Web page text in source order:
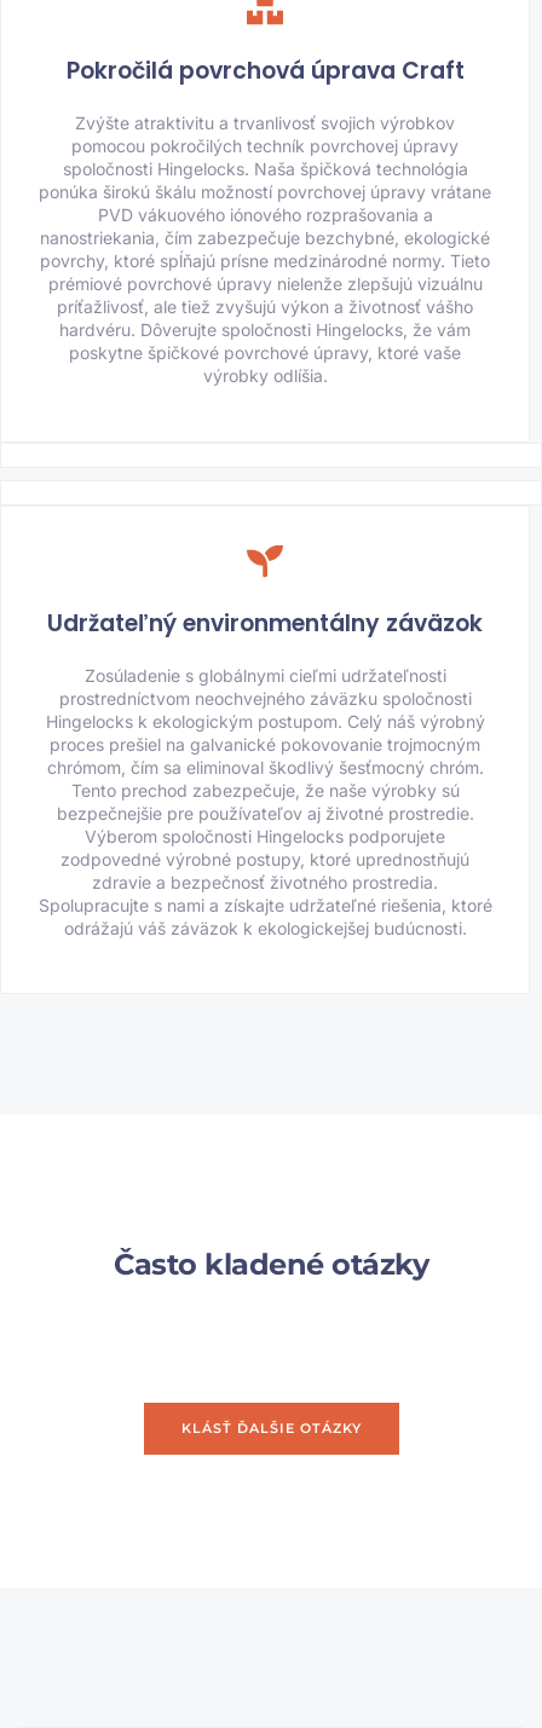
Pokročilá povrchová úprava Craft
Zvýšte atraktivitu a trvanlivosť svojich výrobkov
pomocou pokročilých techník povrchovej úpravy
spoločnosti Hingelocks. Naša špičková technológia
ponúka širokú škálu možností povrchovej úpravy vrátane
PVD vákuového iónového rozprašovania a
nanostriekania, čím zabezpečuje bezchybné, ekologické
povrchy, ktoré spĺňajú prísne medzinárodné normy. Tieto
prémiové povrchové úpravy nielenže zlepšujú vizuálnu
príťažlivosť, ale tiež zvyšujú výkon a životnosť vášho
hardvéru. Dôverujte spoločnosti Hingelocks, že vám
poskytne špičkové povrchové úpravy, ktoré vaše
výrobky odlíšia.
Udržateľný environmentálny záväzok
Zosúladenie s globálnymi cieľmi udržateľnosti
prostredníctvom neochvejného záväzku spoločnosti
Hingelocks k ekologickým postupom. Celý náš výrobný
proces prešiel na galvanické pokovovanie trojmocným
chrómom, čím sa eliminoval škodlivý šesťmocný chróm.
Tento prechod zabezpečuje, že naše výrobky sú
bezpečnejšie pre používateľov aj životné prostredie.
Výberom spoločnosti Hingelocks podporujete
zodpovedné výrobné postupy, ktoré uprednostňujú
zdravie a bezpečnosť životného prostredia.
Spolupracujte s nami a získajte udržateľné riešenia, ktoré
odrážajú váš záväzok k ekologickejšej budúcnosti.
Často kladené otázky
KLÁSŤ ĎALŠIE OTÁZKY